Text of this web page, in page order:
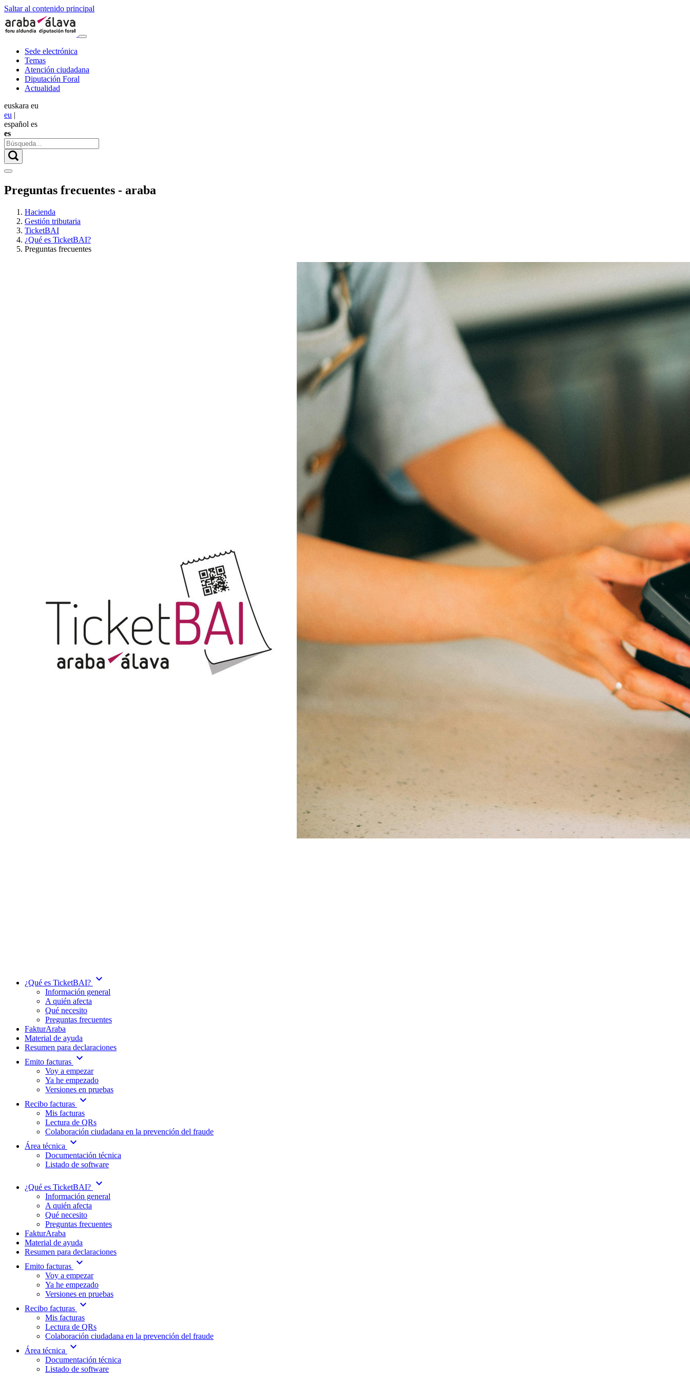
Saltar al contenido principal
Sede electrónica
Temas
Atención ciudadana
Diputación Foral
Actualidad
euskara eu
eu |
español es
es
Preguntas frecuentes - araba
Hacienda
Gestión tributaria
TicketBAI
¿Qué es TicketBAI?
Preguntas frecuentes
¿Qué es TicketBAI? expand_more
Información general
A quién afecta
Qué necesito
Preguntas frecuentes
FakturAraba
Material de ayuda
Resumen para declaraciones
Emito facturas expand_more
Voy a empezar
Ya he empezado
Versiones en pruebas
Recibo facturas expand_more
Mis facturas
Lectura de QRs
Colaboración ciudadana en la prevención del fraude
Área técnica
expand_more
Documentación técnica
Listado de software
¿Qué es TicketBAI? expand_more
Información general
A quién afecta
Qué necesito
Preguntas frecuentes
FakturAraba
Material de ayuda
Resumen para declaraciones
Emito facturas expand_more
Voy a empezar
Ya he empezado
Versiones en pruebas
Recibo facturas expand_more
Mis facturas
Lectura de QRs
Colaboración ciudadana en la prevención del fraude
Área técnica
expand_more
Documentación técnica
Listado de software